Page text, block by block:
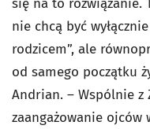
się na to rozwiązanie.
nie chcą być
rodzicem”, ale
od samego początku
Andrian. – Wspólnie z
zaangażowanie